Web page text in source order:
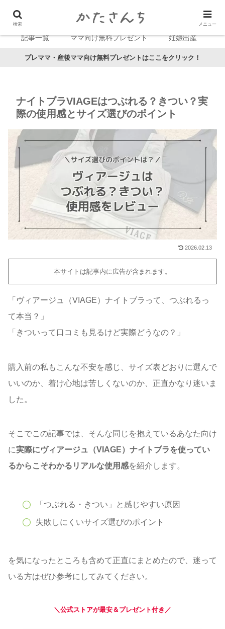
記事一覧 ママ向け無料プレゼント 妊娠出産
プレママ・産後ママ向け無料プレゼントはここをクリック！
ナイトブラVIAGEはつぶれる？きつい？実
際の使用感とサイズ選びのポイント
2026.02.13
本サイトは記事内に広告が含まれます。
「ヴィアージュ（VIAGE）ナイトブラって、つぶれるっ
て本当？」
「きついって口コミも見るけど実際どうなの？」
購入前の私もこんな不安を感じ、サイズ表どおりに選んで
いいのか、着け心地は苦しくないのか、正直かなり迷いま
した。
そこでこの記事では、そんな同じを抱えているあなた向け
に実際にヴィアージュ（VIAGE）ナイトブラを使ってい
るからこそわかるリアルな使用感を紹介します。
「つぶれる・きつい」と感じやすい原因
失敗しにくいサイズ選びのポイント
を気になったところも含めて正直にまとめたので、迷って
いる方はぜひ参考にしてみてください。
＼公式ストアが最安＆プレゼント付き／
検索 メニュー